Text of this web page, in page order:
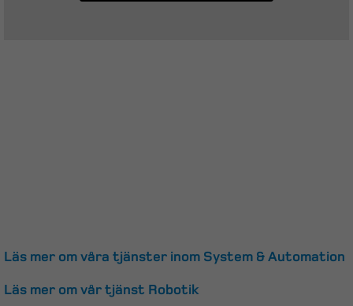
Läs mer om våra tjänster inom System & Automation
Läs mer om vår tjänst Robotik